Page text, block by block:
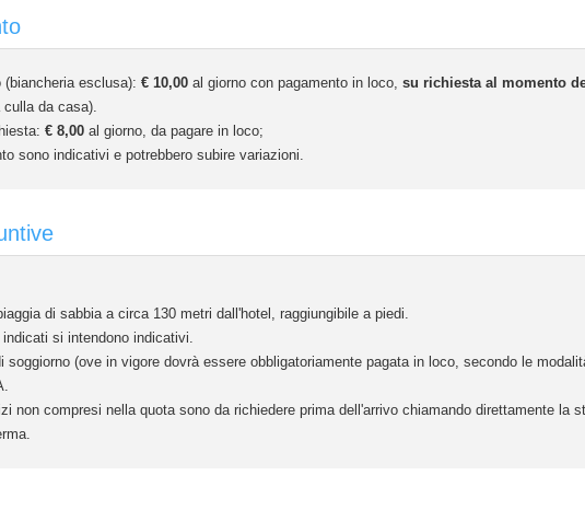
esclusa): € 10,00 al giorno con pagamento in loco, su richiesta al momento
culla da casa).
€ 8,00al giorno, da pagare in loco;
sono indicativi e potrebbero subire variazioni.
di sabbia a circa 130 metri dall'hotel, raggiungibile a piedi.
si intendono indicativi.
soggiorno (ove in vigore dovrà essere obbligatoriamente pagata in loco, secondo le
non compresi nella quota sono da richiedere prima dell'arrivo chiamando direttamente la